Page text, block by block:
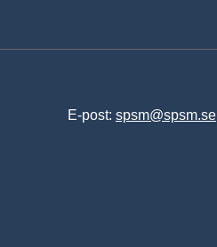
E-post: spsm@spsm.se